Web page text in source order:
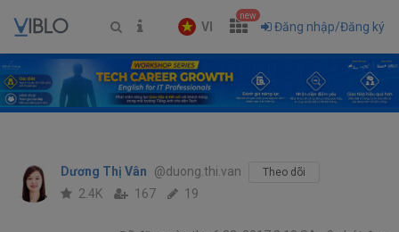
VI
new
Đăng nhập/Đăng ký
Dương Thị Vân @duong.thi.van Theo dõi
2.4K 167 19